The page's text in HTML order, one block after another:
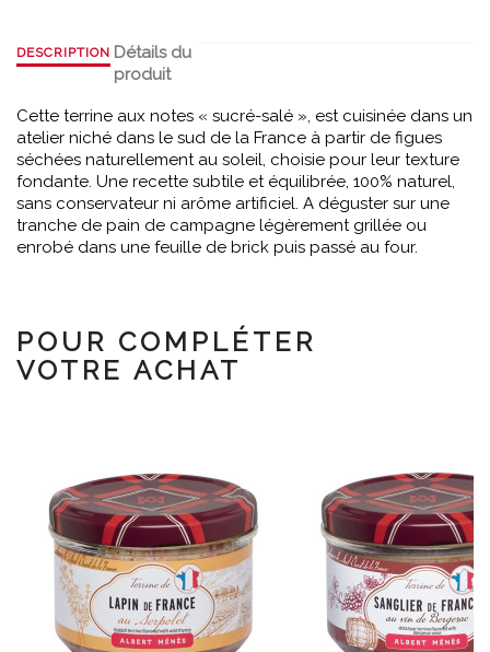
DESCRIPTION Détails du
produit
Cette terrine aux notes « sucré-salé », est cuisinée dans un
atelier niché dans le sud de la France à partir de figues
séchées naturellement au soleil, choisie pour leur texture
fondante. Une recette subtile et équilibrée, 100% naturel,
sans conservateur ni arôme artificiel. A déguster sur une
tranche de pain de campagne légèrement grillée ou
enrobé dans une feuille de brick puis passé au four.
POUR COMPLÉTER
VOTRE ACHAT